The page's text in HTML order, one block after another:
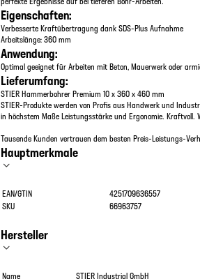
Eigenschaften:
Verbesserte Kraftübertragung dank SDS-Plus Aufnahme
Arbeitslänge: 360 mm
Anwendung:
Optimal geeignet für Arbeiten mit Beton, Mauerwerk oder
Lieferumfang:
STIER Hammerbohrer Premium 10 x 360 x 460 mm
STIER-Produkte werden von Profis aus Handwerk und
in höchstem Maße Leistungsstärke und Ergonomie.
Tausende Kunden vertrauen dem besten Preis-Leistungs-
Hauptmerkmale
EAN/GTIN
4251709636557
SKU
66963757
Hersteller
Name
STIER Industrial GmbH